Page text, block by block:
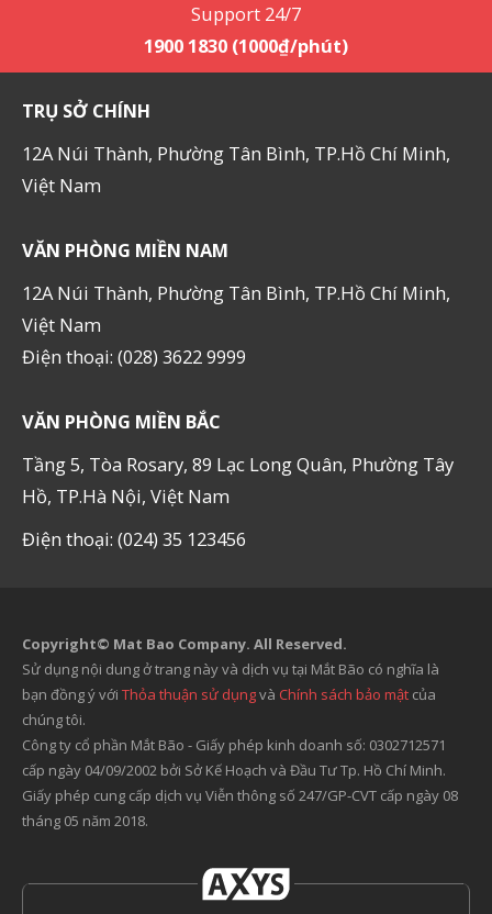
Support 24/7
1900 1830 (1000₫/phút)
TRỤ SỞ CHÍNH
12A Núi Thành, Phường Tân Bình, TP.Hồ Chí Minh,
Việt Nam
VĂN PHÒNG MIỀN NAM
12A Núi Thành, Phường Tân Bình, TP.Hồ Chí Minh,
Việt Nam
Điện thoại: (028) 3622 9999
VĂN PHÒNG MIỀN BẮC
Tầng 5, Tòa Rosary, 89 Lạc Long Quân, Phường Tây
Hồ, TP.Hà Nội, Việt Nam
Điện thoại: (024) 35 123456
Copyright© Mat Bao Company. All Reserved.
Sử dụng nội dung ở trang này và dịch vụ tại Mắt Bão có nghĩa là
bạn đồng ý với Thỏa thuận sử dụngvà Chính sách bảo mật của
chúng tôi.
Công ty cổ phần Mắt Bão - Giấy phép kinh doanh số: 0302712571
cấp ngày 04/09/2002 bởi Sở Kế Hoạch và Đầu Tư Tp. Hồ Chí Minh.
Giấy phép cung cấp dịch vụ Viễn thông số 247/GP-CVT cấp ngày 08
tháng 05 năm 2018.